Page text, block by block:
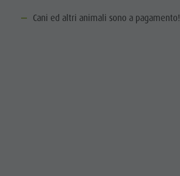
Cani ed altri animali sono a pagamento!